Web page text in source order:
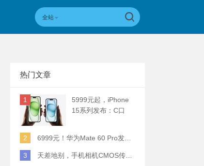
全站
热门文章
1
5999元起，iPhone
15系列发布：C口
2
6999元！华为Mate 60 Pro发布：麒麟9000S+卫星通话 (附初步跑分)
3 天差地别，手机相机CMOS传感器实际面积对比